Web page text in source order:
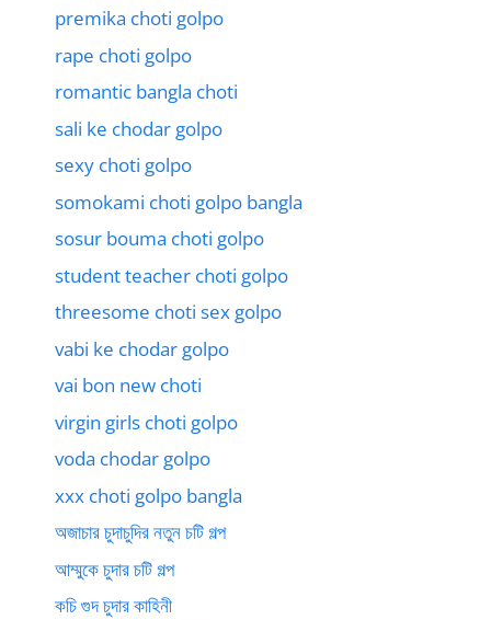
premika choti golpo
rape choti golpo
romantic bangla choti
sali ke chodar golpo
sexy choti golpo
somokami choti golpo bangla
sosur bouma choti golpo
student teacher choti golpo
threesome choti sex golpo
vabi ke chodar golpo
vai bon new choti
virgin girls choti golpo
voda chodar golpo
xxx choti golpo bangla
অজাচার চুদাচুদির নতুন চটি গল্প
আম্মুকে চুদার চটি গল্প
কচি গুদ চুদার কাহিনী